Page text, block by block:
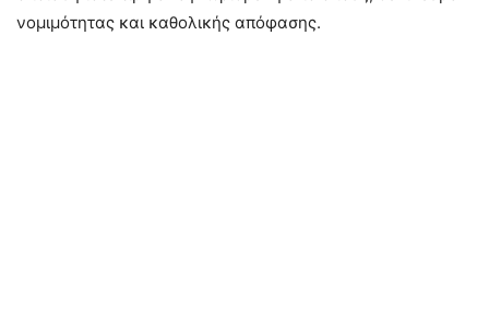
νομιμότητας και καθολικής απόφασης.